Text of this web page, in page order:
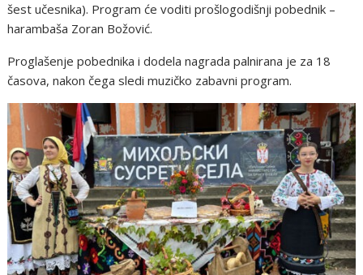
šest učesnika). Program će voditi prošlogodišnji pobednik –
harambaša Zoran Božović.
Proglašenje pobednika i dodela nagrada palnirana je za 18
časova, nakon čega sledi muzičko zabavni program.